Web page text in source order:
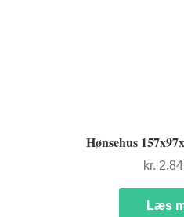
Hønsehus
kr.
Læs